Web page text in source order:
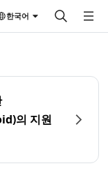
한국어
의 지원